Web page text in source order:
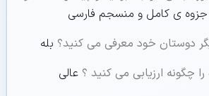
جزوه ی کامل و منسجم فارسی
دوستان خود معرفی می کنید؟ بله
چگونه ارزیابی می کنید ؟ عالی